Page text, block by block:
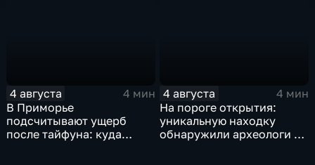
4 августа
4 мин
В Приморье
подсчитывают ущерб
после тайфуна: куда
4 августа
4 мин
На пороге открытия:
уникальную находку
обнаружили археологи на